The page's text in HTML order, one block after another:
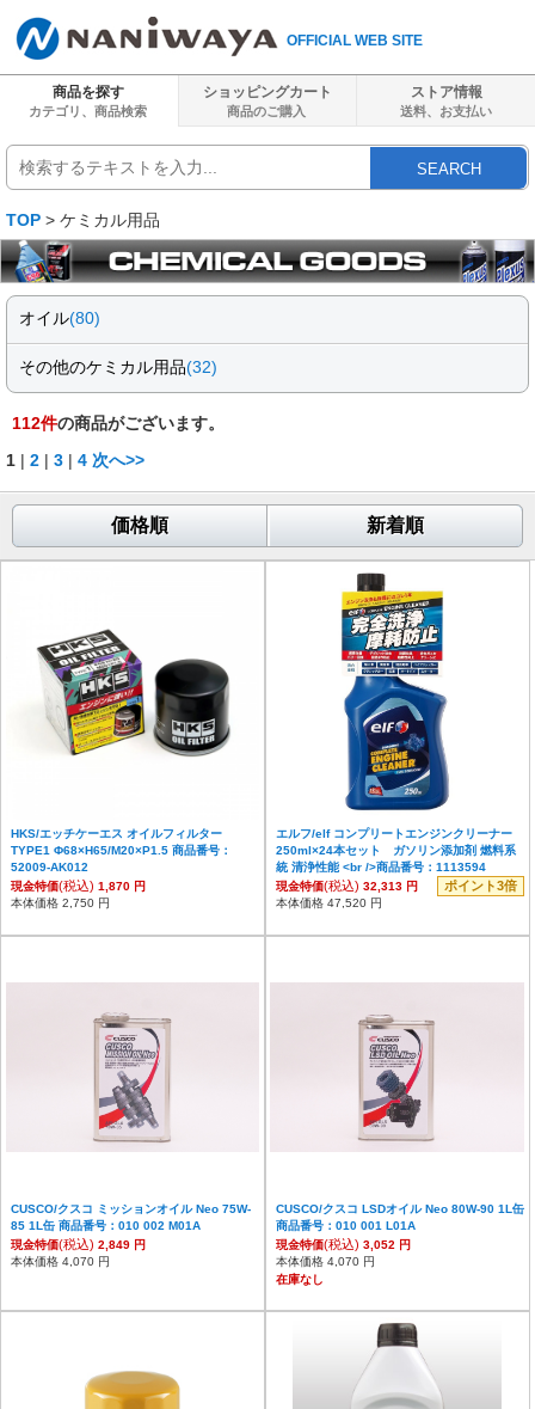
OFFICIAL WEB SITE
商品を探す
カテゴリ、商品検索
ショッピングカート
商品のご購入
ストア情報
送料、 お支払い
SEARCH
TOP > ケミカル用品
オイル(80)
その他のケミカル用品(32)
112件の商品がございます。
1 | 2 | 3 | 4 次へ>>
価格順 新着順
HKS/エッチケーエス オイルフィルター
TYPE1 Φ68×H65/M20×P1.5 商品番号：
52009-AK012
現金特価(税込) 1,870 円
本体価格 2,750 円
エルフ/elf コンプリートエンジンクリーナー
250ml×24本セット ガソリン添加剤 燃料系
統 清浄性能 <br />商品番号：1113594
現金特価(税込) 32,313 円 ポイント3倍
本体価格 47,520 円
CUSCO/クスコ ミッションオイル Neo 75W-
85 1L缶 商品番号：010 002 M01A
現金特価(税込) 2,849 円
本体価格 4,070 円
CUSCO/クスコ LSDオイル Neo 80W-90 1L缶
商品番号：010 001 L01A
現金特価(税込) 3,052 円
本体価格 4,070 円
在庫なし